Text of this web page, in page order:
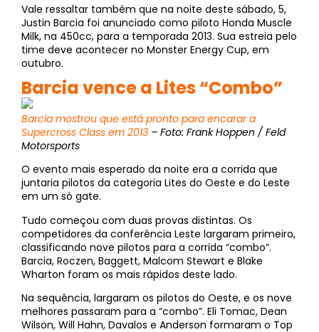
Vale ressaltar também que na noite deste sábado, 5,
Justin Barcia foi anunciado como piloto Honda Muscle
Milk, na 450cc, para a temporada 2013. Sua estreia pelo
time deve acontecer no Monster Energy Cup, em
outubro.
Barcia vence a Lites “Combo”
Barcia mostrou que está pronto para encarar a
Supercross Class em 2013 – Foto: Frank Hoppen / Feld
Motorsports
O evento mais esperado da noite era a corrida que
juntaria pilotos da categoria Lites do Oeste e do Leste
em um só gate.
Tudo começou com duas provas distintas. Os
competidores da conferência Leste largaram primeiro,
classificando nove pilotos para a corrida “combo”.
Barcia, Roczen, Baggett, Malcom Stewart e Blake
Wharton foram os mais rápidos deste lado.
Na sequência, largaram os pilotos do Oeste, e os nove
melhores passaram para a “combo”. Eli Tomac, Dean
Wilson, Will Hahn, Davalos e Anderson formaram o Top